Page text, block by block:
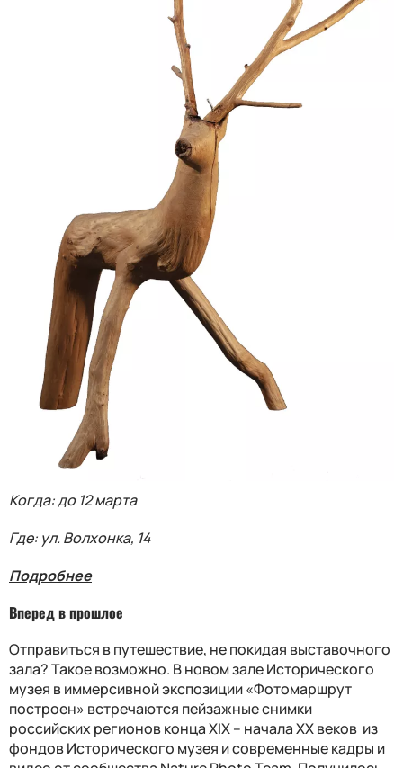
Когда: до 12 марта
Где: ул. Волхонка, 14
Подробнее
Вперед в прошлое
Отправиться в путешествие, не покидая выставочного
зала? Такое возможно. В новом зале Исторического
музея в иммерсивной экспозиции «Фотомаршрут
построен» встречаются пейзажные снимки
российских регионов конца XIX – начала XX веков из
фондов Исторического музея и современные кадры и